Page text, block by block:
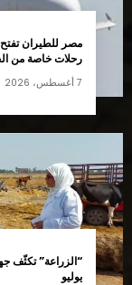
مصر للطيران
رحلات خاصة من
7 أغسطس، 2026
“الزراعة” تكثّف
يوليو